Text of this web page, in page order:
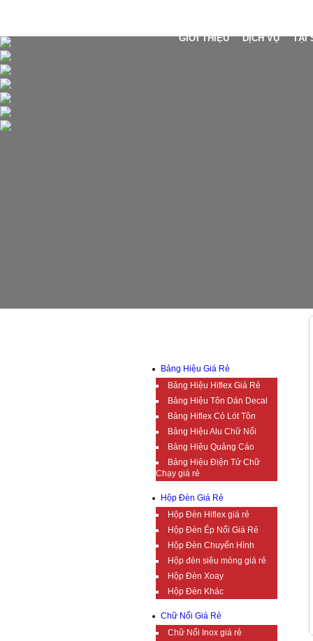
GIỚI THIỆU DỊCH VỤ TẠI
Bảng Hiệu Giá Rẻ
Bảng Hiệu Hiflex Giá Rẻ
Bảng Hiệu Tôn Dán Decal
Bảng Hiflex Có Lót Tôn
Bảng Hiệu Alu Chữ Nổi
Bảng Hiệu Quảng Cáo
Bảng Hiệu Điện Tử Chữ
Chạy giá rẻ
Hộp Đèn Giá Rẻ
Hộp Đèn Hiflex giá rẻ
Hộp Đèn Ép Nổi Giá Rẻ
Hộp Đèn Chuyển Hình
Hộp đèn siêu mỏng giá rẻ
Hộp Đèn Xoay
Hộp Đèn Khác
Chữ Nổi Giá Rẻ
Chữ Nổi Inox giá rẻ